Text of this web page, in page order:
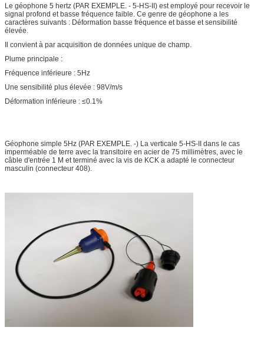
Le géophone 5 hertz (PAR EXEMPLE. - 5-HS-II) est employé pour recevoir le
signal profond et basse fréquence faible. Ce genre de géophone a les
caractères suivants : Déformation basse fréquence et basse et sensibilité
élevée.
Il convient à par acquisition de données unique de champ.
Plume principale :
Fréquence inférieure : 5Hz
Une sensibilité plus élevée : 98V/m/s
Déformation inférieure : ≤0.1%
Géophone simple 5Hz (PAR EXEMPLE. -) La verticale 5-HS-II dans le cas
imperméable de terre avec la transitoire en acier de 75 millimètres, avec le
câble d'entrée 1 M et terminé avec la vis de KCK a adapté le connecteur
masculin (connecteur 408).